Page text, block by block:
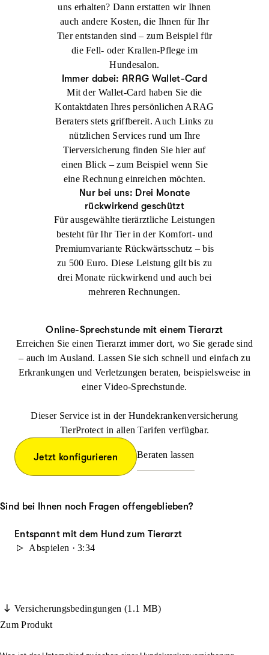
uns erhalten? Dann erstatten wir Ihnen
auch andere Kosten, die Ihnen für Ihr
Tier entstanden sind – zum Beispiel für
die Fell- oder Krallen-Pflege im
Hundesalon.
Immer dabei: ARAG Wallet-Card
Mit der Wallet-Card haben Sie die
Kontaktdaten Ihres persönlichen ARAG
Beraters stets griffbereit. Auch Links zu
nützlichen Services rund um Ihre
Tierversicherung finden Sie hier auf
einen Blick – zum Beispiel wenn Sie
eine Rechnung einreichen möchten.
Nur bei uns: Drei Monate
rückwirkend geschützt
Für ausgewählte tierärztliche Leistungen
besteht für Ihr Tier in der Komfort- und
Premiumvariante Rückwärtsschutz – bis
zu 500 Euro. Diese Leistung gilt bis zu
drei Monate rückwirkend und auch bei
mehreren Rechnungen.
Online-Sprechstunde mit einem Tierarzt
Erreichen Sie einen Tierarzt immer dort, wo Sie gerade sind
– auch im Ausland. Lassen Sie sich schnell und einfach zu
Erkrankungen und Verletzungen beraten, beispielsweise in
einer Video-Sprechstunde.
Dieser Service ist in der Hundekrankenversicherung
TierProtect in allen Tarifen verfügbar.
Jetzt konfigurieren Beraten lassen
Sind bei Ihnen noch Fragen offengeblieben?
Entspannt mit dem Hund zum Tierarzt
Abspielen · 3:34
Versicherungsbedingungen (1.1 MB)
Zum Produkt